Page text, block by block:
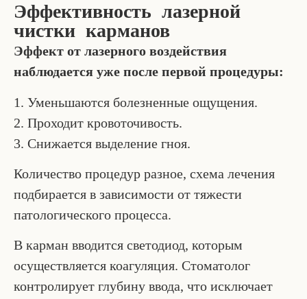
Эффективность лазерной
чистки карманов
Эффект от лазерного воздействия
наблюдается уже после первой процедуры:
1. Уменьшаются болезненные ощущения.
2. Проходит кровоточивость.
3. Снижается выделение гноя.
Количество процедур разное, схема лечения
подбирается в зависимости от тяжести
патологического процесса.
В карман вводится светодиод, которым
осуществляется коагуляция. Стоматолог
контролирует глубину ввода, что исключает